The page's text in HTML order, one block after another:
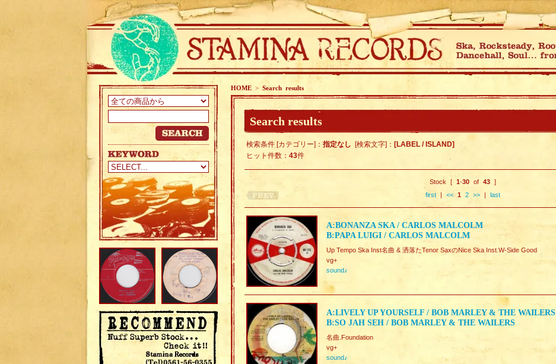
HOME > Search results
Search results
検索条件 [カテゴリー]： 指定なし [検索文字]： [LABEL / ISLAND]
ヒット件数： 43件
Stock [ 1-30 of 43 ]
first | << 1 2 >> | last
A:BONANZA SKA / CARLOS MALCOLM
B:PAPA LUIGI / CARLOS MALCOLM
Up Tempo Ska Inst名曲 & 洒落たTenor SaxのNice Ska Inst.W-Side Good
vg+
sound♪
A:LIVELY UP YOURSELF / BOB MARLEY & THE WAILERS
B:SO JAH SEH / BOB MARLEY & THE WAILERS
名曲.Foundation
vg+
sound♪